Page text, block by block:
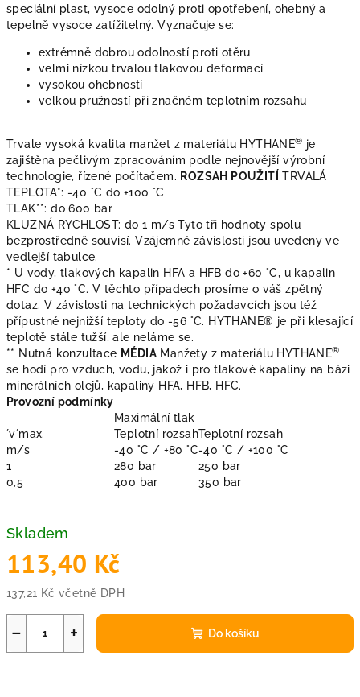
speciální plast, vysoce odolný proti opotřebení, ohebný a
tepelně vysoce zatížitelný. Vyznačuje se:
extrémně dobrou odolností proti otěru
velmi nízkou trvalou tlakovou deformací
vysokou ohebností
velkou pružností při značném teplotním rozsahu
Trvale vysoká kvalita manžet z materiálu HYTHANE® je
zajištěna pečlivým zpracováním podle nejnovější výrobní
technologie, řízené počítačem. ROZSAH POUŽITÍ TRVALÁ
TEPLOTA*: -40 °C do +100 °C
TLAK**: do 600 bar
KLUZNÁ RYCHLOST: do 1 m/s Tyto tři hodnoty spolu
bezprostředně souvisí. Vzájemné závislosti jsou uvedeny ve
vedlejší tabulce.
* U vody, tlakových kapalin HFA a HFB do +60 °C, u kapalin
HFC do +40 °C. V těchto případech prosíme o váš zpětný
dotaz. V závislosti na technických požadavcích jsou též
přípustné nejnižší teploty do -56 °C. HYTHANE® je při klesající
teplotě stále tužší, ale neláme se.
** Nutná konzultace MÉDIA Manžety z materiálu HYTHANE®
se hodí pro vzduch, vodu, jakož i pro tlakové kapaliny na bázi
minerálních olejů, kapaliny HFA, HFB, HFC.
Provozní podmínky
Maximální tlak
´v´max.
Teplotní rozsahTeplotní rozsah
m/s
-40 °C / +80 °C-40 °C / +100 °C
1
280 bar
250 bar
0,5
400 bar 350 bar
Skladem
113,40 Kč
137,21 Kč včetně DPH
+
− Do košíku